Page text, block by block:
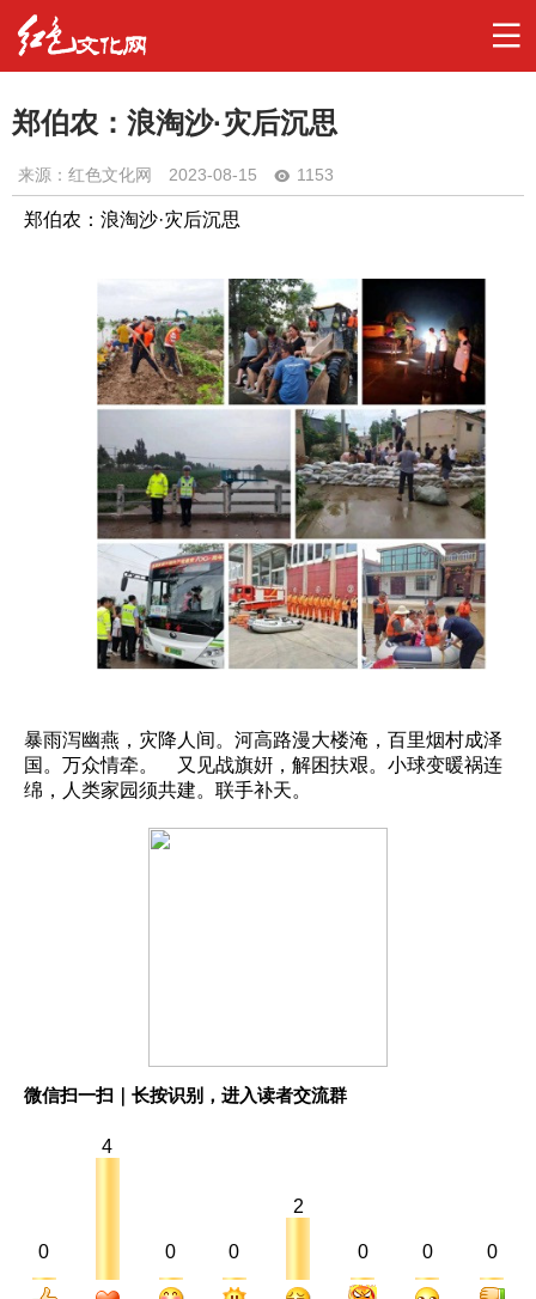
郑伯农：浪淘沙·灾后沉思
来源：红色文化网 2023-08-15 1153
郑伯农：浪淘沙·灾后沉思
暴雨泻幽燕，灾降人间。河高路漫大楼淹，百里烟村成泽
国。万众情牵。 又见战旗姸，解困扶艰。小球变暖祸连
绵，人类家园须共建。联手补天。
微信扫一扫｜长按识别，进入读者交流群
0
4
0 0
2
0 0 0